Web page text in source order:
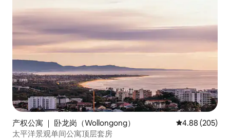
产权公寓 ｜ 卧龙岗（Wollongong） 平均评分 4.88
4.88 (205)
太平洋景观单间公寓顶层套房